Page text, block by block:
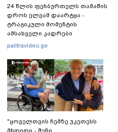
24 წლის ფეხბურთელს თამაშის
დროს ელვამ დაარტყა -
ტრაგიკული მომენტის
ამსახველი კადრები
ტაილანდიდან მედიაში
palitravideo.ge
"ყოველთვის ჩემზე უკეთესს
მხდიდი - შენი